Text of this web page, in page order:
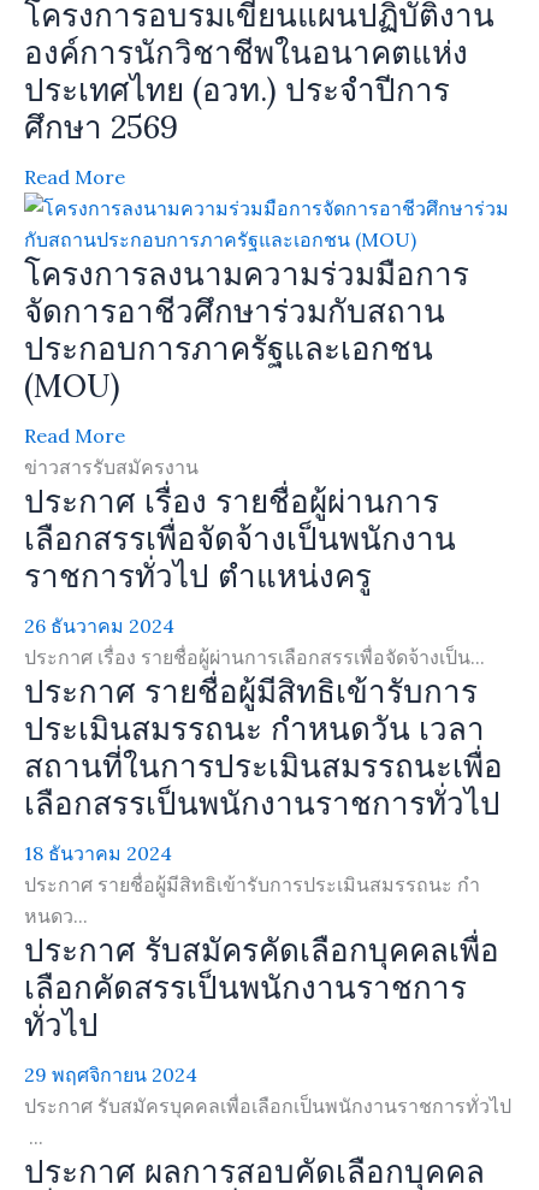
โครงการอบรมเขียนแผนปฏิบัติงาน
องค์การนักวิชาชีพในอนาคตแห่ง
ประเทศไทย (อวท.) ประจำปีการ
ศึกษา 2569
Read More
โครงการลงนามความร่วมมือการ
จัดการอาชีวศึกษาร่วมกับสถาน
ประกอบการภาครัฐและเอกชน
(MOU)
Read More
ข่าวสารรับสมัครงาน
ประกาศ เรื่อง รายชื่อผู้ผ่านการ
เลือกสรรเพื่อจัดจ้างเป็นพนักงาน
ราชการทั่วไป ตำแหน่งครู
26 ธันวาคม 2024
ประกาศ เรื่อง รายชื่อผู้ผ่านการเลือกสรรเพื่อจัดจ้างเป็น...
ประกาศ รายชื่อผู้มีสิทธิเข้ารับการ
ประเมินสมรรถนะ กำหนดวัน เวลา
สถานที่ในการประเมินสมรรถนะเพื่อ
เลือกสรรเป็นพนักงานราชการทั่วไป
18 ธันวาคม 2024
ประกาศ รายชื่อผู้มีสิทธิเข้ารับการประเมินสมรรถนะ กำ
หนดว...
ประกาศ รับสมัครคัดเลือกบุคคลเพื่อ
เลือกคัดสรรเป็นพนักงานราชการ
ทั่วไป
29 พฤศจิกายน 2024
ประกาศ รับสมัครบุคคลเพื่อเลือกเป็นพนักงานราชการทั่วไป
...
ประกาศ ผลการสอบคัดเลือกบุคคล